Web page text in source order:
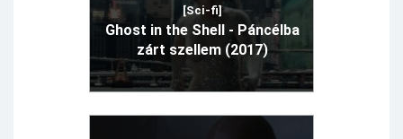
[Sci-fi]
Ghost in the Shell - Páncélba
zárt szellem (2017)